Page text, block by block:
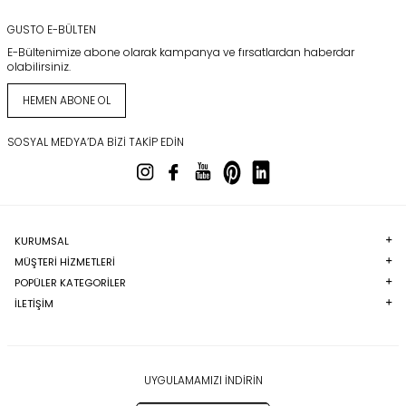
GUSTO E-BÜLTEN
E-Bültenimize abone olarak kampanya ve fırsatlardan haberdar
olabilirsiniz.
HEMEN ABONE OL
SOSYAL MEDYA’DA BIZI TAKIP EDIN
KURUMSAL
MÜŞTERI HIZMETLERI
POPÜLER KATEGORILER
İLETİŞİM
UYGULAMAMIZI İNDİRİN